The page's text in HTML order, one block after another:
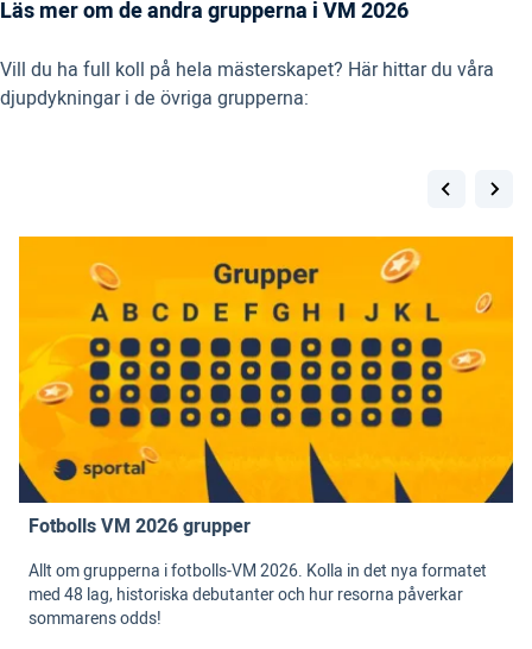
Läs mer om de andra grupperna i VM 2026
Vill du ha full koll på hela mästerskapet? Här hittar du våra
djupdykningar i de övriga grupperna:
Fotbolls VM 2026 grupper
Allt om grupperna i fotbolls-VM 2026. Kolla in det nya formatet
med 48 lag, historiska debutanter och hur resorna påverkar
sommarens odds!